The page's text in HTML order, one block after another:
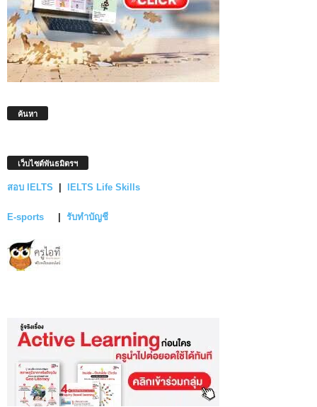
ค้นหา
เว็บไซต์พันธมิตรฯ
สอบ IELTS IELTS Life Skills
E-sports รับทำบัญชี